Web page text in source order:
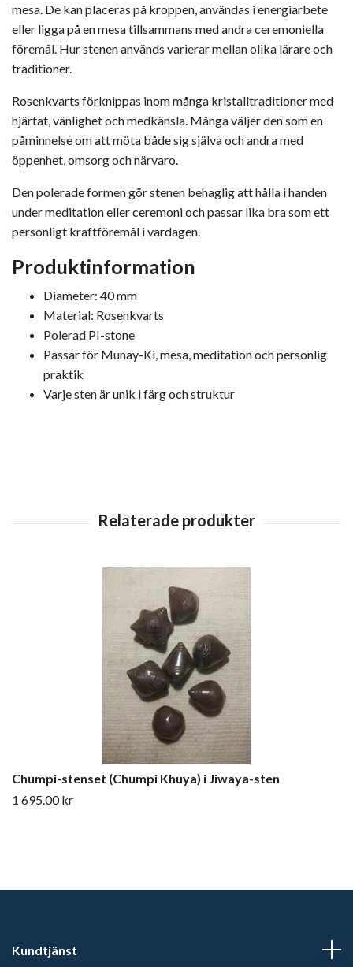
mesa. De kan placeras på kroppen, användas i energiarbete
eller ligga på en mesa tillsammans med andra ceremoniella
föremål. Hur stenen används varierar mellan olika lärare och
traditioner.
Rosenkvarts förknippas inom många kristalltraditioner med
hjärtat, vänlighet och medkänsla. Många väljer den som en
påminnelse om att möta både sig själva och andra med
öppenhet, omsorg och närvaro.
Den polerade formen gör stenen behaglig att hålla i handen
under meditation eller ceremoni och passar lika bra som ett
personligt kraftföremål i vardagen.
Produktinformation
Diameter: 40 mm
Material: Rosenkvarts
Polerad PI-stone
Passar för Munay-Ki, mesa, meditation och personlig
praktik
Varje sten är unik i färg och struktur
Chumpi-stenset (Chumpi Khuya) i Jiwaya-sten
1 695.00 kr
Kundtjänst